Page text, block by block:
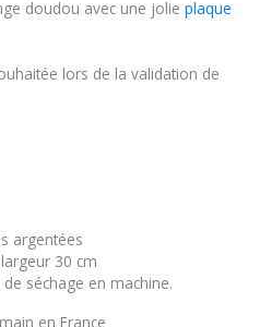
doudou avec une jolie plaque
lors de la validation de
argentées
30 cm
séchage en machine.
en France